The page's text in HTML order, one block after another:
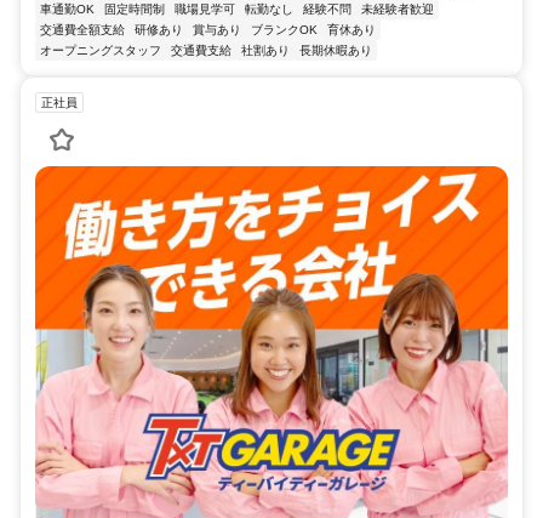
車通勤OK
固定時間制 職場見学可 転勤なし 経験不問
未経験者歓迎
交通費全額支給
研修あり 賞与あり ブランクOK
育休あり
オープニングスタッフ
交通費支給 社割あり 長期休暇あり
正社員